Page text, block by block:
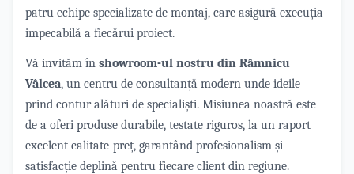
patru echipe specializate de montaj, care asigură execuția
impecabilă a fiecărui proiect.
Vă invităm în showroom-ul nostru din Râmnicu
Vâlcea, un centru de consultanță modern unde ideile
prind contur alături de specialiști. Misiunea noastră este
de a oferi produse durabile, testate riguros, la un raport
excelent calitate-preț, garantând profesionalism și
satisfacție deplină pentru fiecare client din regiune.